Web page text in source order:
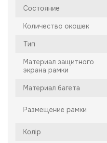
Состояние
Количество окошек
Тип
Материал защитного
экрана рамки
Материал багета
Размещение рамки
Колір